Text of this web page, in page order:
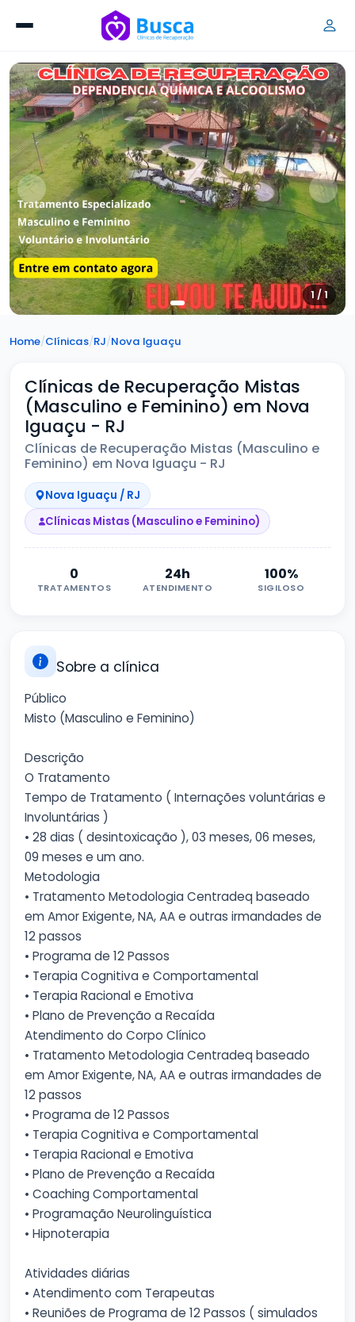
1 / 1
Home/Clínicas/RJ/Nova Iguaçu
Clínicas de Recuperação Mistas
(Masculino e Feminino) em Nova
Iguaçu - RJ
Clínicas de Recuperação Mistas (Masculino e
Feminino) em Nova Iguaçu - RJ
Nova Iguaçu / RJ
Clínicas Mistas (Masculino e Feminino)
0
TRATAMENTOS
24h
ATENDIMENTO
100%
SIGILOSO
Sobre a clínica
Público
Misto (Masculino e Feminino)
Descrição
O Tratamento
Tempo de Tratamento ( Internações voluntárias e
Involuntárias )
• 28 dias ( desintoxicação ), 03 meses, 06 meses,
09 meses e um ano.
Metodologia
• Tratamento Metodologia Centradeq baseado
em Amor Exigente, NA, AA e outras irmandades de
12 passos
• Programa de 12 Passos
• Terapia Cognitiva e Comportamental
• Terapia Racional e Emotiva
• Plano de Prevenção a Recaída
Atendimento do Corpo Clínico
• Tratamento Metodologia Centradeq baseado
em Amor Exigente, NA, AA e outras irmandades de
12 passos
• Programa de 12 Passos
• Terapia Cognitiva e Comportamental
• Terapia Racional e Emotiva
• Plano de Prevenção a Recaída
• Coaching Comportamental
• Programação Neurolinguística
• Hipnoterapia
Atividades diárias
• Atendimento com Terapeutas
• Reuniões de Programa de 12 Passos ( simulados